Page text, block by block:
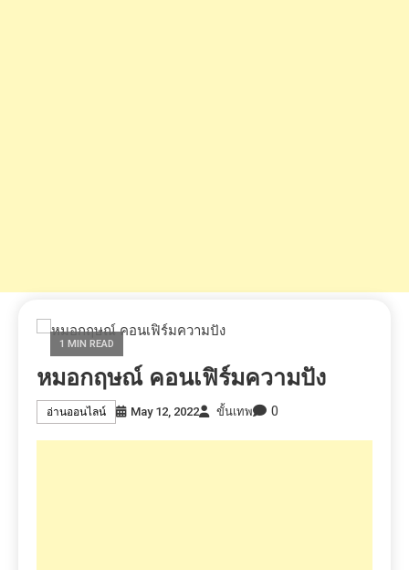
1 MIN READ
หมอกฤษณ์ คอนเฟิร์มความปัง
อ่านออนไลน์ May 12, 2022 ขั้นเทพ 0